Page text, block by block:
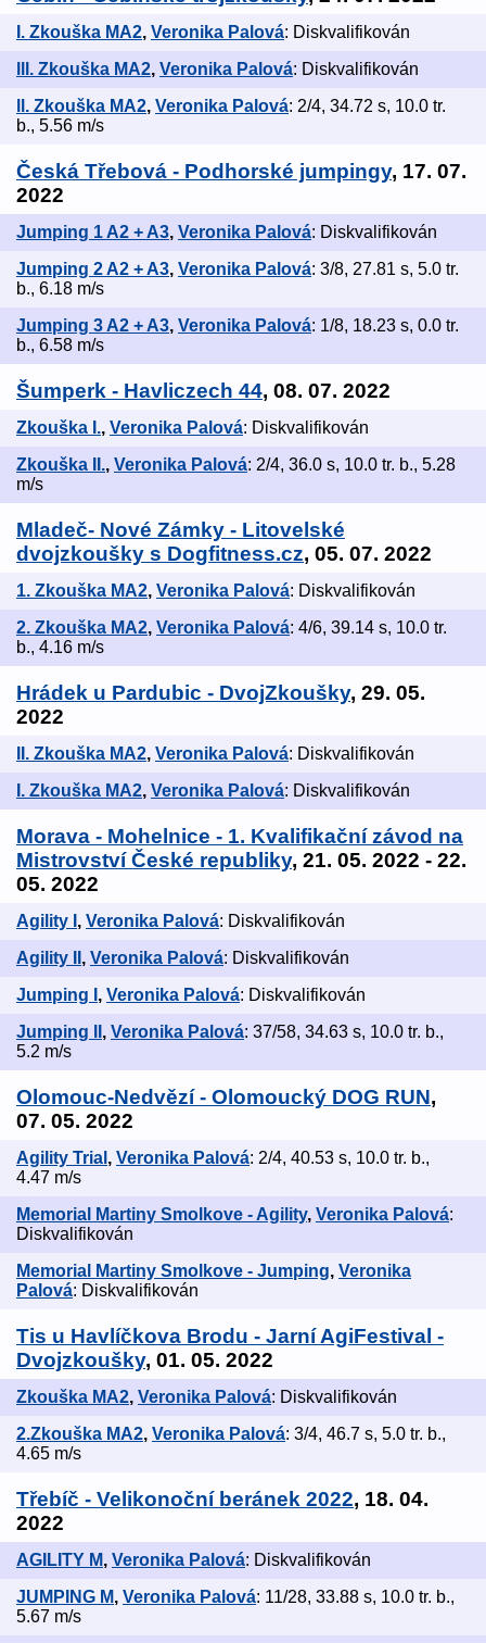
I. Zkouška MA2, Veronika Palová: Diskvalifikován
lll. Zkouška MA2, Veronika Palová: Diskvalifikován
ll. Zkouška MA2, Veronika Palová: 2/4, 34.72 s, 10.0 tr.
b., 5.56 m/s
Česká Třebová - Podhorské jumpingy, 17. 07.
2022
Jumping 1 A2 + A3, Veronika Palová: Diskvalifikován
Jumping 2 A2 + A3, Veronika Palová: 3/8, 27.81 s, 5.0 tr.
b., 6.18 m/s
Jumping 3 A2 + A3, Veronika Palová: 1/8, 18.23 s, 0.0 tr.
b., 6.58 m/s
Šumperk - Havliczech 44, 08. 07. 2022
Zkouška I., Veronika Palová: Diskvalifikován
Zkouška II., Veronika Palová: 2/4, 36.0 s, 10.0 tr. b., 5.28
m/s
Mladeč- Nové Zámky - Litovelské
dvojzkoušky s Dogfitness.cz, 05. 07. 2022
1. Zkouška MA2, Veronika Palová: Diskvalifikován
2. Zkouška MA2, Veronika Palová: 4/6, 39.14 s, 10.0 tr.
b., 4.16 m/s
Hrádek u Pardubic - DvojZkoušky, 29. 05.
2022
II. Zkouška MA2, Veronika Palová: Diskvalifikován
I. Zkouška MA2, Veronika Palová: Diskvalifikován
Morava - Mohelnice - 1. Kvalifikační závod na
Mistrovství České republiky, 21. 05. 2022 - 22.
05. 2022
Agility I , Veronika Palová: Diskvalifikován
Agility II , Veronika Palová: Diskvalifikován
Jumping I , Veronika Palová: Diskvalifikován
Jumping II , Veronika Palová: 37/58, 34.63 s, 10.0 tr. b.,
5.2 m/s
Olomouc-Nedvězí - Olomoucký DOG RUN,
07. 05. 2022
Agility Trial , Veronika Palová: 2/4, 40.53 s, 10.0 tr. b.,
4.47 m/s
Memorial Martiny Smolkove - Agility, Veronika Palová:
Diskvalifikován
Memorial Martiny Smolkove - Jumping, Veronika
Palová: Diskvalifikován
Tis u Havlíčkova Brodu - Jarní AgiFestival -
Dvojzkoušky, 01. 05. 2022
Zkouška MA2, Veronika Palová: Diskvalifikován
2.Zkouška MA2, Veronika Palová: 3/4, 46.7 s, 5.0 tr. b.,
4.65 m/s
Třebíč - Velikonoční beránek 2022, 18. 04.
2022
AGILITY M, Veronika Palová: Diskvalifikován
JUMPING M, Veronika Palová: 11/28, 33.88 s, 10.0 tr. b.,
5.67 m/s